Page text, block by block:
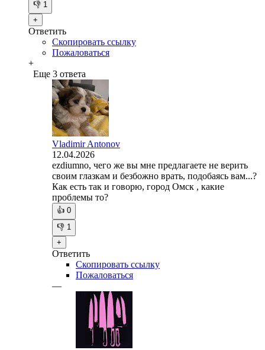
👎 1
+
Ответить
Скопировать ссылку
Пожаловаться
+
Еще 3 ответа
Vladimir Antonov
12.04.2026
ezdiumno, чего же вы мне предлагаете не верить
своим глазкам и безбожно врать, подобаясь вам...?
Как есть так и говорю, город Омск , какие
проблемы то?
👍 0
👎 1
+
Ответить
Скопировать ссылку
Пожаловаться
—